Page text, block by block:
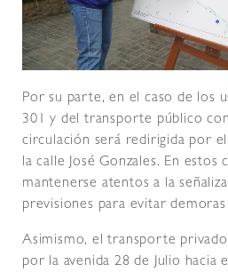
Por su parte, en el caso de los
301 y del transporte público
circulación será redirigida por
la calle José Gonzales. En estos
mantenerse atentos a la
previsiones para evitar
Asimismo, el transporte
por la avenida 28 de Julio hacia